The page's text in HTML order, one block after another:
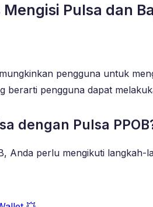
Pulsa dan
pengguna untuk
berarti pengguna dapat
dengan Pulsa
Anda perlu mengikuti langkah-